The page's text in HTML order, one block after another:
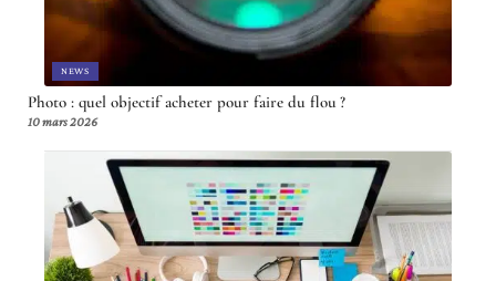
NEWS
Photo : quel objectif acheter pour faire du flou ?
10 mars 2026